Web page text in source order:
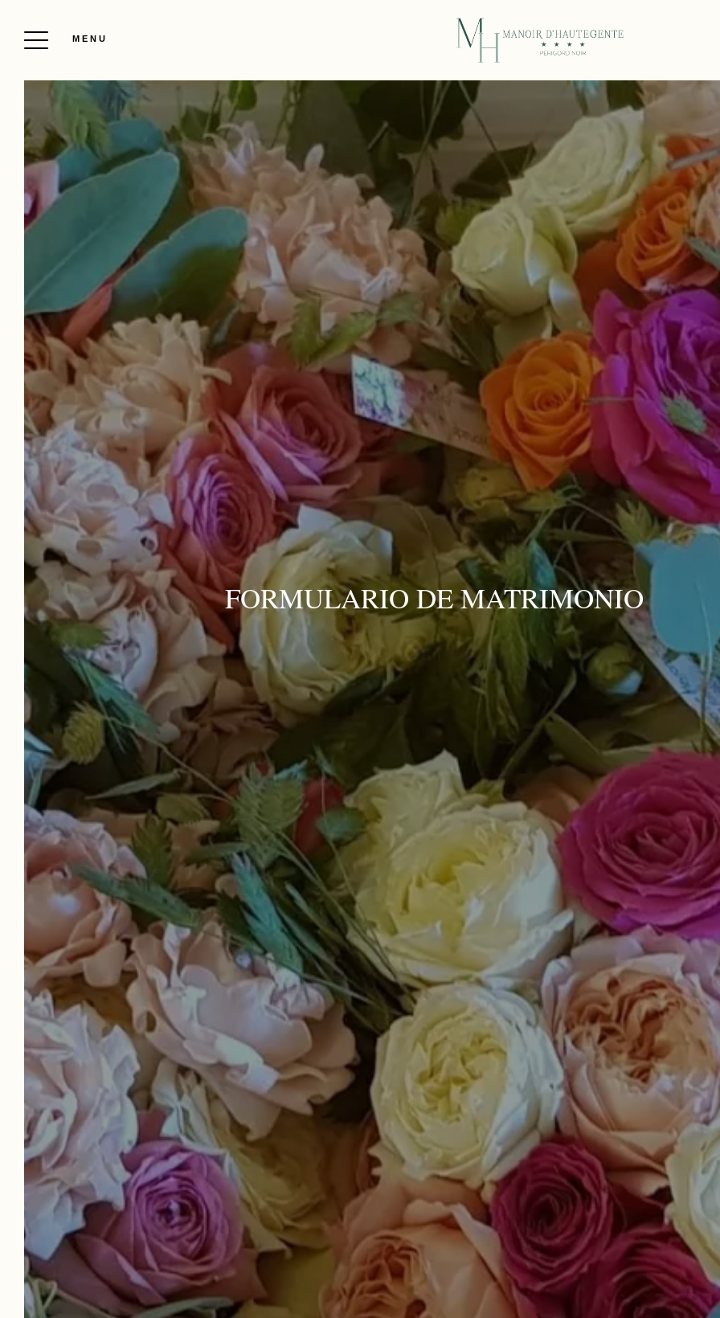
MENU
HOTEL NUESTRO HOTEL
NUESTRAS
HABITACIONES
POLÍTICA DE CANCELACIÓN FLEXIBLE
Reservar Ahora !
Nuestro hotel con encanto en el Périgord
Noir, muy cerca de Sarlat, Périgueux y Brive-
la-Gaillarde, es una invitación a la relajación,
el descanso y el descubrimiento. Tanto si
viaja en familia, con amigos, en pareja o con
compañeros de trabajo, pondremos toda
nuestra energía al servicio de la buena
marcha de su estancia en la Dordoña.
reservar una habitación reservar la table du
coly
RESERVAR UNA
Llegada
Llegada
FORMULARIO DE MATRIMONIO